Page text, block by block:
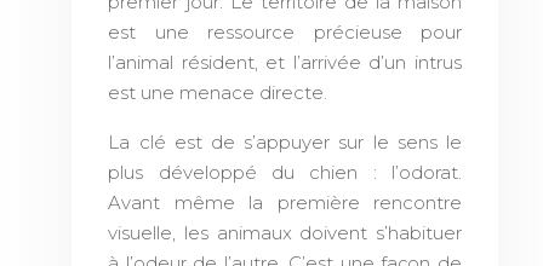
est une ressource précieuse pour
l’animal résident, et l’arrivée d’un intrus
est une menace directe.
La clé est de s’appuyer sur le sens le
plus développé du chien : l’odorat.
Avant même la première rencontre
visuelle, les animaux doivent s’habituer